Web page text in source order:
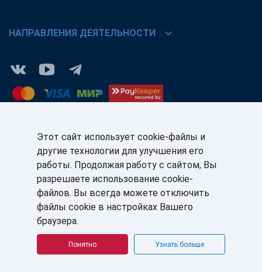
НАПРАВЛЕНИЯ ДЕЯТЕЛЬНОСТИ chevron_right
КЛИЕНТАМ:
+7 (812) 327-5141
sale@sb-sale.ru
ПАРТНЁРАМ:
+7 (812) 327-5025
partner@softbalance.ru
© ГК «СофтБаланс» 2008–2026 г. Все права защищены.
Этот сайт использует cookie-файлы и
другие технологии для улучшения его
работы. Продолжая работу с сайтом, Вы
разрешаете использование cookie-
файлов. Вы всегда можете отключить
файлы cookie в настройках Вашего
браузера.
Понятно Узнать больше